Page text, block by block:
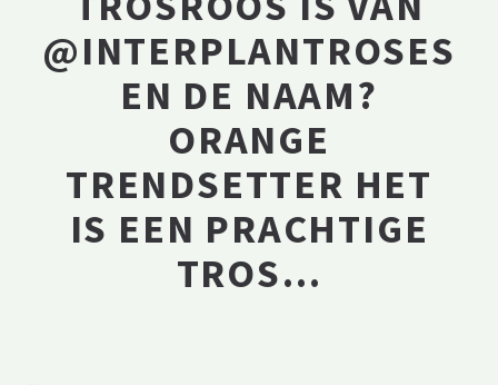
@INTERPLANTROSES
EN DE NAAM?
ORANGE
TRENDSETTER HET
IS EEN PRACHTIGE
TROS…